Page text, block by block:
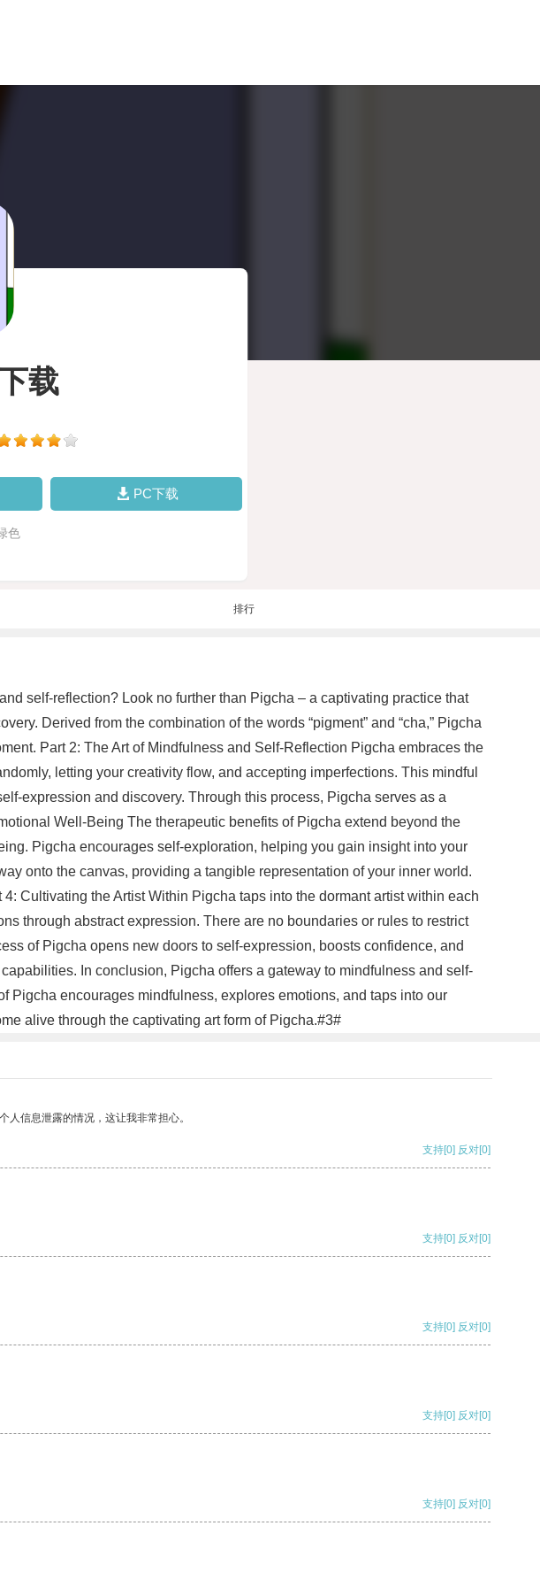
载
PC下载
色
排行
self-reflection? Look no further than Pigcha – a captivating practice that
Derived from the combination of the words “pigment” and “cha,” Pigcha
Part 2: The Art of Mindfulness and Self-Reflection Pigcha embraces the
letting your creativity flow, and accepting imperfections. This mindful
expression and discovery. Through this process, Pigcha serves as a
Well-Being The therapeutic benefits of Pigcha extend beyond the
Pigcha encourages self-exploration, helping you gain insight into your
onto the canvas, providing a tangible representation of your inner world.
Cultivating the Artist Within Pigcha taps into the dormant artist within each
through abstract expression. There are no boundaries or rules to restrict
of Pigcha opens new doors to self-expression, boosts confidence, and
In conclusion, Pigcha offers a gateway to mindfulness and self-
Pigcha encourages mindfulness, explores emotions, and taps into our
alive through the captivating art form of Pigcha.#3#
信息泄露的情况，这让我非常担心。
支持[0] 反对[0]
支持[0] 反对[0]
支持[0] 反对[0]
支持[0] 反对[0]
支持[0] 反对[0]